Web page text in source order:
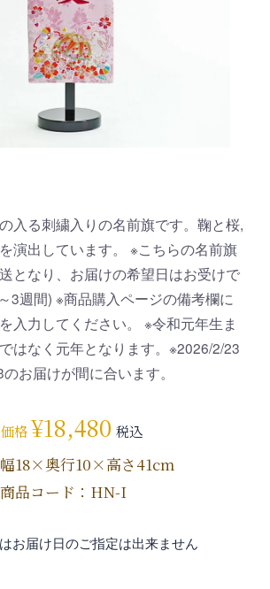
入る刺繍入りの名前旗です。鞠と桜,
演出しています。 ※こちらの名前旗
となり、お届けの希望日はお受けで
3週間) ※商品購入ページの備考欄に
入力してください。 ※令和元年生ま
はなく元年となります。※2026/2/23
お届けが間に合います。
価格 ¥18,480 税込
幅18×奥行10×高さ41cm
商品コード：HN-I
お届け日のご指定は出来ません